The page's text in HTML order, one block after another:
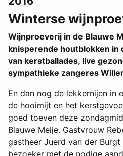
Winterse
Wijnproeverij in de Blauwe
knisperende houtblokken in
van kerstballades, live
sympathieke zangeres
En dan nog de lekkernijen in
de hooimijt en het
goed toeven deze
Blauwe Meije. Gastvrouw
gastheer Juerd van der